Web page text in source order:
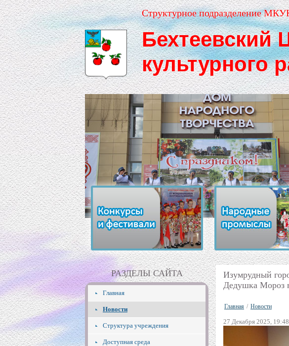
Структурное подразделение
Бехтеевский
культурного
РАЗДЕЛЫ САЙТА
Главная
Новости
Структура учреждения
Доступная среда
Изумрудный
Дедушка Мороз
Главная / Новости
27 Декабря 2025, 19:48